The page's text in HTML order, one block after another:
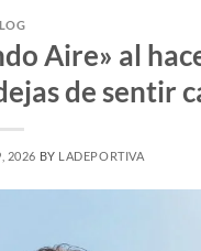
Aire» al
de sentir
2026 BY LADEPORTIVA